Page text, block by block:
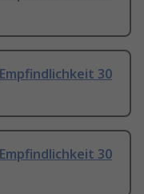
Empfindlichkeit 30
Empfindlichkeit 30